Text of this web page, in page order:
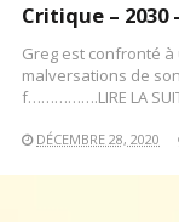
Critique – 2030
Greg est confronté
malversations de
f…………….LIRE LA
DÉCEMBRE 28, 2020